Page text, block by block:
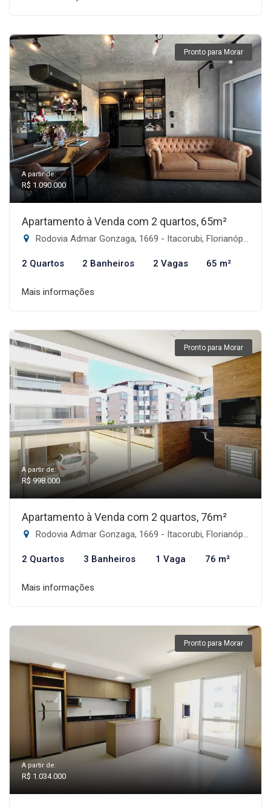
Pronto para Morar
A partir de:
R$ 1.090.000
Apartamento à Venda com 2 quartos, 65m²
Rodovia Admar Gonzaga, 1669 - Itacorubi, Florianópolis-SC
2 Quartos 2 Banheiros 2 Vagas 65 m²
Mais informações
Pronto para Morar
A partir de:
R$ 998.000
Apartamento à Venda com 2 quartos, 76m²
Rodovia Admar Gonzaga, 1669 - Itacorubi, Florianópolis-SC
2 Quartos 3 Banheiros 1 Vaga 76 m²
Mais informações
Pronto para Morar
A partir de:
R$ 1.034.000